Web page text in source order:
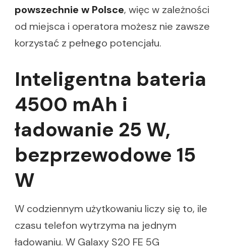
powszechnie w Polsce, więc w zależności
od miejsca i operatora możesz nie zawsze
korzystać z pełnego potencjału.
Inteligentna bateria
4500 mAh i
ładowanie 25 W,
bezprzewodowe 15
W
W codziennym użytkowaniu liczy się to, ile
czasu telefon wytrzyma na jednym
ładowaniu. W Galaxy S20 FE 5G